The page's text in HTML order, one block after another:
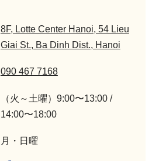
8F, Lotte Center Hanoi, 54 Lieu
Giai St., Ba Dinh Dist., Hanoi
090 467 7168
（火～土曜）9:00〜13:00 /
14:00〜18:00
月・日曜